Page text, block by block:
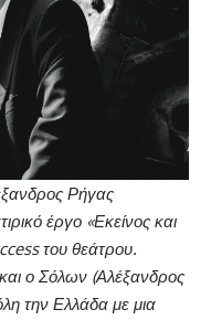
Ρήγας
έργο «Εκείνος και
του θεάτρου.
ο Σόλων (Αλέξανδρος
την Ελλάδα με μια